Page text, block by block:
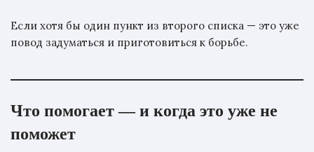
Если хотя бы один пункт из второго списка — это уже
повод задуматься и приготовиться к борьбе.
Что помогает — и когда это уже не
поможет